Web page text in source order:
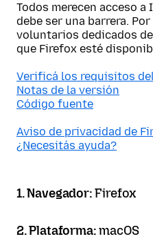
Todos merecen acceso
debe ser una barrera.
voluntarios dedicados
que Firefox esté
Verificá los requisitos
Notas de la versión
Código fuente
Aviso de privacidad de
¿Necesitás ayuda?
1. Navegador:Firefox
2. Plataforma:macOS